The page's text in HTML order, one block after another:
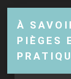
À
PIÈGES